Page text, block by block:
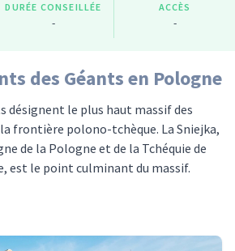
DURÉE CONSEILLÉE
-
ACCÈS
-
des Géants en Pologne
désignent le plus haut massif des
frontière polono-tchèque. La Sniejka,
de la Pologne et de la Tchéquie de
est le point culminant du massif.